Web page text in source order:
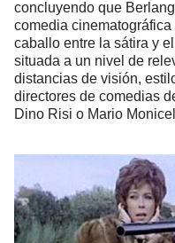
concluyendo que
comedia
caballo entre la sátira y
situada a un nivel de
distancias de visión,
directores de comedias
Dino Risi o Mario